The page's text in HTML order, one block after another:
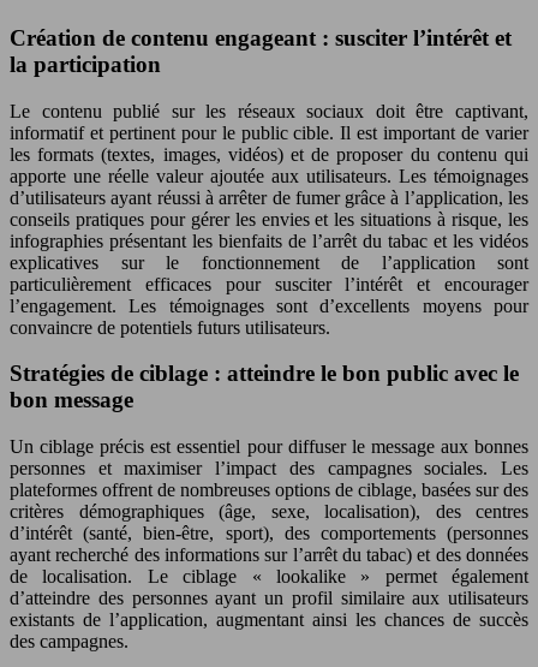
Création de contenu engageant : susciter l’intérêt et
la participation
Le contenu publié sur les réseaux sociaux doit être captivant,
informatif et pertinent pour le public cible. Il est important de varier
les formats (textes, images, vidéos) et de proposer du contenu qui
apporte une réelle valeur ajoutée aux utilisateurs. Les témoignages
d’utilisateurs ayant réussi à arrêter de fumer grâce à l’application, les
conseils pratiques pour gérer les envies et les situations à risque, les
infographies présentant les bienfaits de l’arrêt du tabac et les vidéos
explicatives sur le fonctionnement de l’application sont
particulièrement efficaces pour susciter l’intérêt et encourager
l’engagement. Les témoignages sont d’excellents moyens pour
convaincre de potentiels futurs utilisateurs.
Stratégies de ciblage : atteindre le bon public avec le
bon message
Un ciblage précis est essentiel pour diffuser le message aux bonnes
personnes et maximiser l’impact des campagnes sociales. Les
plateformes offrent de nombreuses options de ciblage, basées sur des
critères démographiques (âge, sexe, localisation), des centres
d’intérêt (santé, bien-être, sport), des comportements (personnes
ayant recherché des informations sur l’arrêt du tabac) et des données
de localisation. Le ciblage « lookalike » permet également
d’atteindre des personnes ayant un profil similaire aux utilisateurs
existants de l’application, augmentant ainsi les chances de succès
des campagnes.